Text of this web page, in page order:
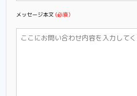
メッセージ本文 (必須）